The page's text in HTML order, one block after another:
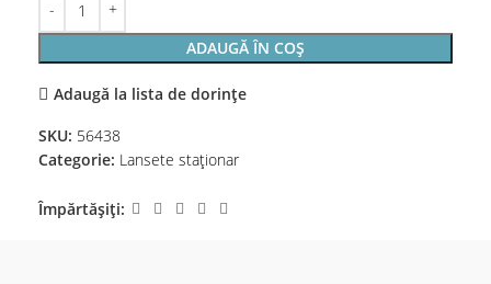
ADAUGĂ ÎN COȘ
Adaugă la lista de dorințe
SKU: 56438
Categorie: Lansete staţionar
Împărtășiți: